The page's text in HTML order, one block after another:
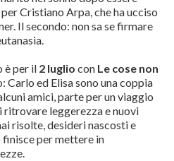
Cristiano Arpa, che ha ucciso
Il secondo: non sa se firmare
è per il 2 luglio con Le cose non
Carlo ed Elisa sono una coppia
amici, parte per un viaggio
leggerezza e nuovi
risolte, desideri nascosti e
per mettere in